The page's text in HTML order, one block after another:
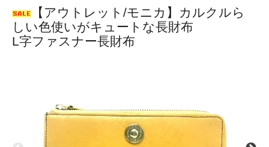
【アウトレット/モニカ】カルクルら
しい色使いがキュートな長財布
L字ファスナー長財布